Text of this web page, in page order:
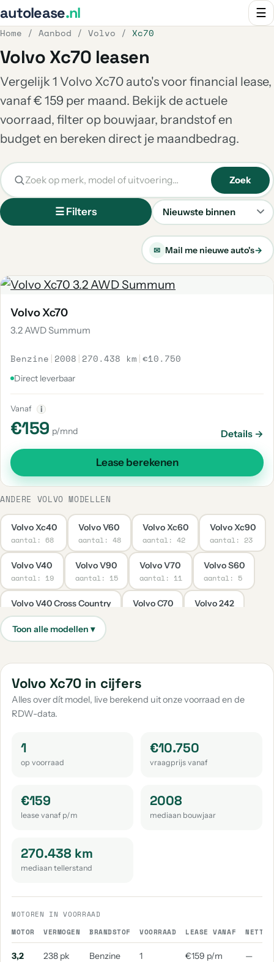
autolease.nl ☰
Home / Aanbod / Volvo / Xc70
Volvo Xc70 leasen
Vergelijk 1 Volvo Xc70 auto's voor financial lease,
vanaf € 159 per maand. Bekijk de actuele
voorraad, filter op bouwjaar, brandstof en
budget en bereken direct je maandbedrag.
☰ Filters
Sorteren
Zoek
✉ Mail me nieuwe auto's→
Volvo Xc70
3.2 AWD Summum
Benzine | 2008 | 270.438 km |€10.750
Direct leverbaar
Vanaf i
€159 p/mnd Details →
Lease berekenen
ANDERE VOLVO MODELLEN
Volvo Xc40
aantal: 68
Volvo V60
aantal: 48
Volvo Xc60
aantal: 42
Volvo Xc90
aantal: 23
Volvo V40
aantal: 19
Volvo V90
aantal: 15
Volvo V70
aantal: 11
Volvo S60
aantal: 5
Volvo V40 Cross Country
aantal: 5
Volvo C70 Volvo 242
Volvo 240 Volvo C30
Volvo 1800
aantal: 1
Volvo 244
aantal: 1
Volvo 480
aantal: 1
Volvo 940
Volvo V90 Cross Country
aantal: 1
Volvo Xc70 in cijfers
Alles over dít model, live berekend uit onze voorraad en de
RDW-data.
1
op voorraad
€10.750
vraagprijs vanaf
€159
lease vanaf p/m
2008
mediaan bouwjaar
270.438 km
mediaan tellerstand
MOTOREN IN VOORRAAD
MOTOR
VERMOGEN BRANDSTOF VOORRAAD LEASE VANAF NETTO
3,2 238 pk Benzine 1 €159 p/m —